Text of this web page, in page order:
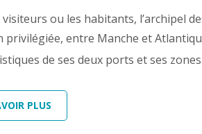
ou les habitants, l’archipel
privilégiée, entre Manche et
de ses deux ports et ses
PLUS